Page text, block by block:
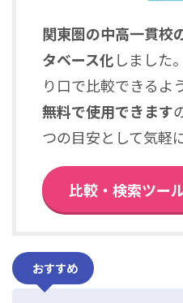
関東圏の中高一貫校
タベース化しました
り口で比較できるよ
無料で使用できます
つの目安として気軽
比較・検索ツー
おすすめ